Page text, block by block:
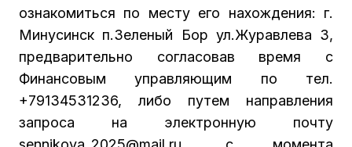
ознакомиться по месту его нахождения: г.
Минусинск п.Зеленый Бор ул.Журавлева 3,
предварительно согласовав время с
Финансовым управляющим по тел.
+79134531236, либо путем направления
запроса на электронную почту